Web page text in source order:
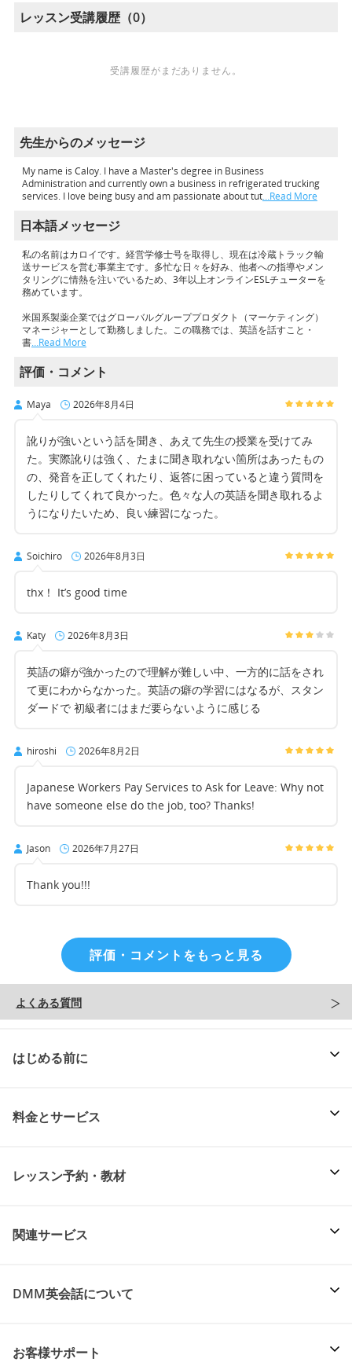
レッスン受講履歴（0）
受講履歴がまだありません。
先生からのメッセージ
My name is Caloy. I have a Master's degree in Business
Administration and currently own a business in refrigerated trucking
services. I love being busy and am passionate about tut…Read More
日本語メッセージ
私の名前はカロイです。経営学修士号を取得し、現在は冷蔵トラック輸
送サービスを営む事業主です。多忙な日々を好み、他者への指導やメン
タリングに情熱を注いでいるため、3年以上オンラインESLチューターを
務めています。
米国系製薬企業ではグローバルグループプロダクト（マーケティング）
マネージャーとして勤務しました。この職務では、英語を話すこと・
書…Read More
評価・コメント
Maya 2026年8月4日
訛りが強いという話を聞き、あえて先生の授業を受けてみ
た。実際訛りは強く、たまに聞き取れない箇所はあったもの
の、発音を正してくれたり、返答に困っていると違う質問を
したりしてくれて良かった。色々な人の英語を聞き取れるよ
うになりたいため、良い練習になった。
Soichiro 2026年8月3日
thx！ It’s good time
Katy 2026年8月3日
英語の癖が強かったので理解が難しい中、一方的に話をされ
て更にわからなかった。英語の癖の学習にはなるが、スタン
ダードで 初級者にはまだ要らないように感じる
hiroshi 2026年8月2日
Japanese Workers Pay Services to Ask for Leave: Why not
have someone else do the job, too? Thanks!
Jason 2026年7月27日
Thank you!!!
評価・コメントをもっと見る
よくある質問
はじめる前に
料金とサービス
レッスン予約・教材
関連サービス
DMM英会話について
お客様サポート